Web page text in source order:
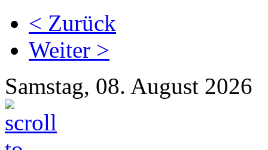
< Zurück
Weiter >
Samstag, 08. August 2026